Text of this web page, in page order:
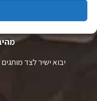
יבוא ישיר לצד